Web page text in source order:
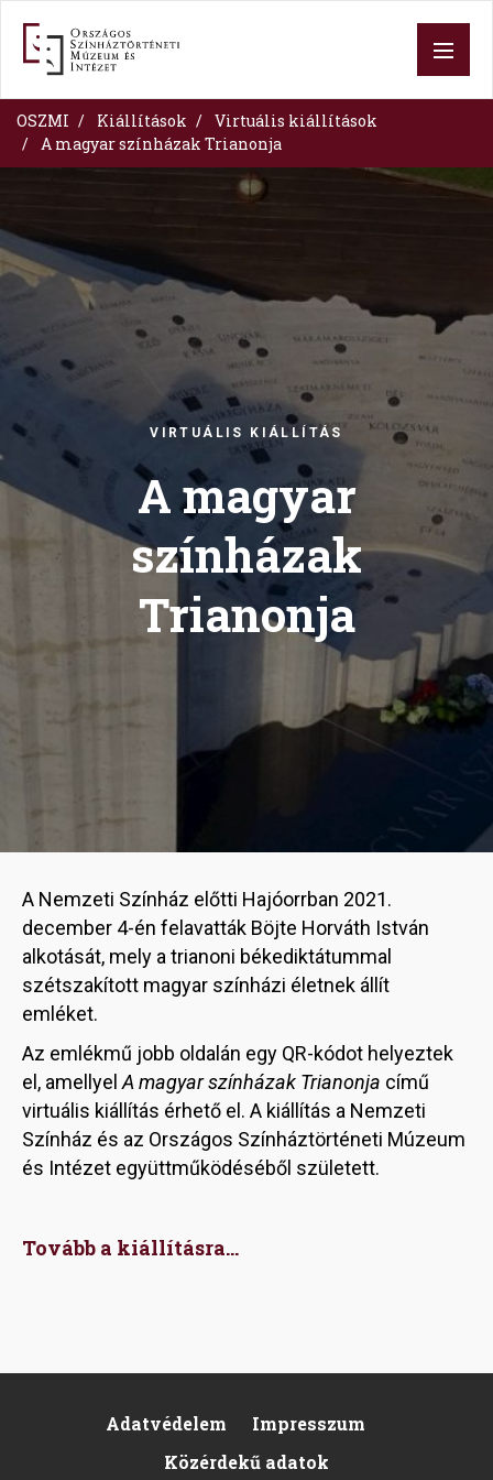
content
OSZMI Kiállítások
Virtuális kiállítások
A magyar színházak Trianonja
VIRTUÁLIS KIÁLLÍTÁS
A magyar
színházak
Trianonja
A Nemzeti Színház előtti Hajóorrban 2021.
december 4-én felavatták Böjte Horváth István
alkotását, mely a trianoni békediktátummal
szétszakított magyar színházi életnek állít
emléket.
Az emlékmű jobb oldalán egy QR-kódot helyeztek
el, amellyelA magyar színházak Trianonja című
virtuális kiállítás érhető el. A kiállítás a Nemzeti
Színház és az Országos Színháztörténeti Múzeum
és Intézet együttműködéséből született.
Tovább a kiállításra...
Adatvédelem
Impresszum
Közérdekű adatok